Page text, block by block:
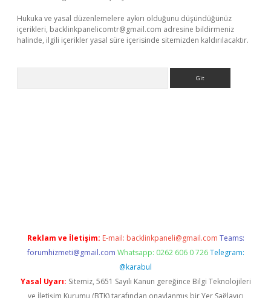
Hukuka ve yasal düzenlemelere aykırı olduğunu düşündüğünüz
içerikleri, backlinkpanelicomtr@gmail.com adresine bildirmeniz
halinde, ilgili içerikler yasal süre içerisinde sitemizden kaldırılacaktır.
Reklam ve İletişim: E-mail: backlinkpaneli@gmail.com Teams:
forumhizmeti@gmail.com Whatsapp: 0262 606 0 726 Telegram:
@karabul
Yasal Uyarı: Sitemiz, 5651 Sayılı Kanun gereğince Bilgi Teknolojileri
ve İletişim Kurumu (BTK) tarafından onaylanmış bir Yer Sağlayıcı